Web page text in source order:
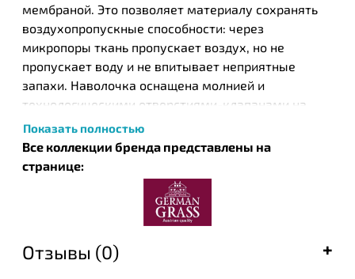
мембраной. Это позволяет материалу сохранять
воздухопропускные способности: через
микропоры ткань пропускает воздух, но не
пропускает воду и не впитывает неприятные
запахи. Наволочка оснащена молнией и
технологическими отверстиями-клапанами на
углах для сброса излишнего воздуха, образуемого
при надевании на подушку.
Наматрасники с "юбкой", защищающей матрас со
всех сторон. Полотно, применяемое для пошива
чехлов, выдерживает стирку при высоких
температурах и сушку в барабане. Рекомендовано
к использованию людям с повышенными
Показать полностью
Все коллекции бренда представлены на
странице:
Отзывы (0)